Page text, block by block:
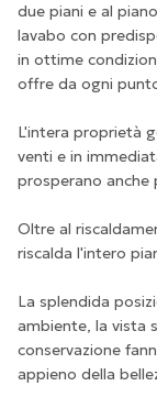
due piani e al
lavabo con
in ottime
offre da ogni
L'intera proprietà
venti e in
prosperano anche
Oltre al
riscalda l'intero
La splendida
ambiente, la vista
conservazione
appieno della